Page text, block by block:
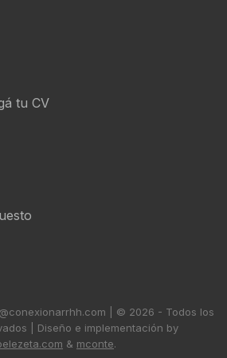
tu CV
| © 2026 - Todos los
| Diseño e implementación by
& mconte.